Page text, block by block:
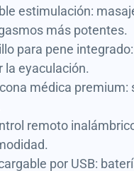
estimulación:
más potentes.
para pene
la eyaculación.
médica premium:
remoto
por USB: